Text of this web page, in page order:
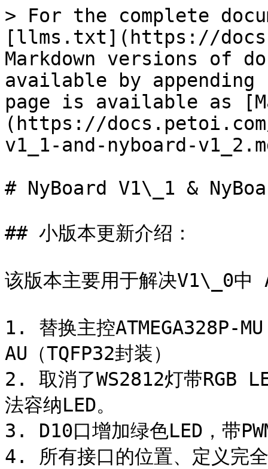
> For the complete
[llms.txt](https://
Markdown versions of
available by
page is available as
(https://
v1_1-and-nyboard-
# NyBoard V1\_1 &
## 小版本更新介绍：
该版本主要用于解决V1\_0中
1. 替换主控ATMEGA328P-
AU（TQFP32封装）
2. 取消了WS2812灯带RGB
法容纳LED。
3. D10口增加绿色LED，带
4. 所有接口的位置、定义完